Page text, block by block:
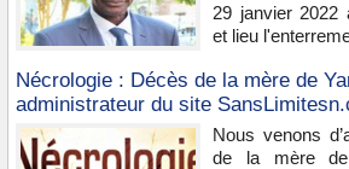
29 janvier 2022
et lieu
Nécrologie : Décès de la mère de
administrateur du site
Nous venons
de la mère de